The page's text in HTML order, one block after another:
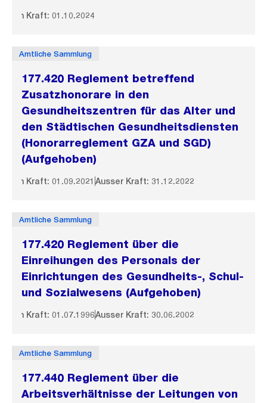
In Kraft: 01.10.2024
Amtliche Sammlung
177.420 Reglement betreffend
Zusatzhonorare in den
Gesundheitszentren für das Alter und
den Städtischen Gesundheitsdiensten
(Honorarreglement GZA und SGD)
(Aufgehoben)
In Kraft: 01.09.2021 Ausser Kraft: 31.12.2022
Amtliche Sammlung
177.420 Reglement über die
Einreihungen des Personals der
Einrichtungen des Gesundheits-, Schul-
und Sozialwesens (Aufgehoben)
In Kraft: 01.07.1996Ausser Kraft: 30.06.2002
Amtliche Sammlung
177.440 Reglement über die
Arbeitsverhältnisse der Leitungen von